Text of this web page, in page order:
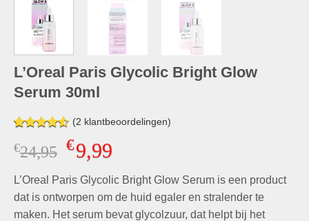
L’Oreal Paris Glycolic Bright Glow
Serum 30ml
Gewaardeerd
4.50op 5
gebaseerd
waarderingen
(2 klantbeoordelingen)
€24,95 Oorspronkelijke
prijs
was:
€24,95.
€9,99Huidige
is:
€9,99.
L’Oreal Paris Glycolic Bright Glow Serum is een product
dat is ontworpen om de huid egaler en stralender te
maken. Het serum bevat glycolzuur, dat helpt bij het